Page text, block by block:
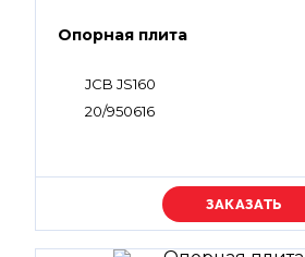
Опорная плита
JCB JS160
20/950616
Уточняйте цену